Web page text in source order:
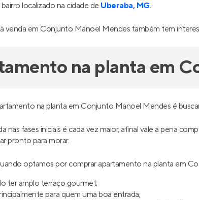
localizado na cidade de Uberaba, MG.
venda em Conjunto Manoel Mendes também tem
na planta em
na planta em Conjunto Manoel Mendes é
nas fases iniciais é cada vez maior, afinal vale a pena
pronto para morar.
optamos por comprar apartamento na planta em
ter amplo terraço gourmet;
para quem uma boa entrada;